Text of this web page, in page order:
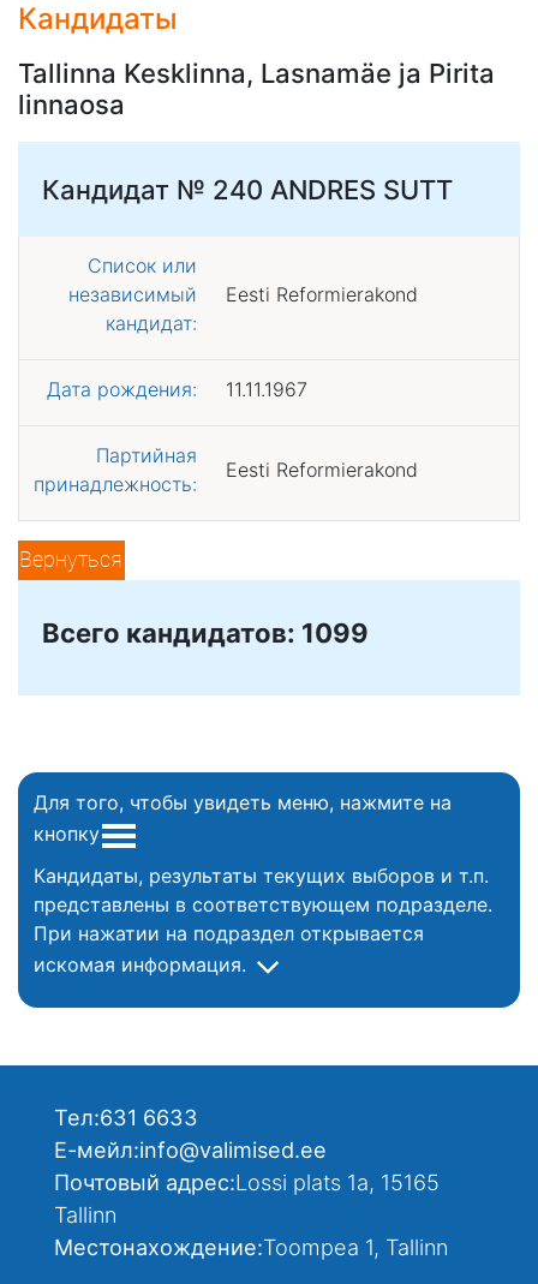
Кандидаты
Tallinna Kesklinna, Lasnamäe ja Pirita
linnaosa
Кандидат № 240 ANDRES SUTT
Список или
независимый
кандидат:
Eesti Reformierakond
Дата рождения: 11.11.1967
Партийная
принадлежность:
Eesti Reformierakond
Вернуться
Всего кандидатов: 1099
Для того, чтобы увидеть меню, нажмите на
кнопку
Кандидаты, результаты текущих выборов и т.п.
представлены в соответствующем подразделе.
При нажатии на подраздел открывается
искомая информация.
Тел:631 6633
Е-мейл:info@valimised.ee
Почтовый адрес:Lossi plats 1a, 15165
Tallinn
Местонахождение:Toompea 1, Tallinn